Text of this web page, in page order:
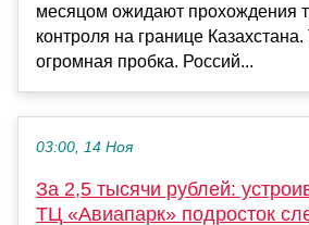
месяцом ожидают прохождения
контроля на границе
огромная пробка. Россий...
03:00, 14 Ноя
За 2,5 тысячи рублей:
ТЦ «Авиапарк» подросток